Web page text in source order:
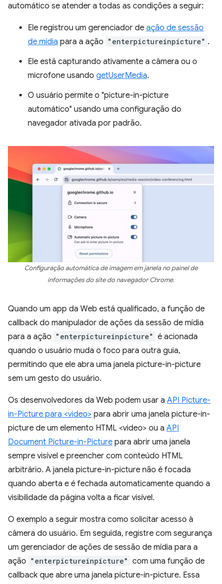
automático se atender a todas as condições a seguir:
Ele registrou um gerenciador de ação de sessão
de mídia para a ação "enterpictureinpicture" .
Ele está capturando ativamente a câmera ou o
microfone usando getUserMedia.
O usuário permite o "picture-in-picture
automático" usando uma configuração do
navegador ativada por padrão.
Configuração automática de imagem em janela no painel de
informações do site do navegador Chrome.
Quando um app da Web está qualificado, a função de
callback do manipulador de ações da sessão de mídia
para a ação "enterpictureinpicture" é acionada
quando o usuário muda o foco para outra guia,
permitindo que ele abra uma janela picture-in-picture
sem um gesto do usuário.
Os desenvolvedores da Web podem usar a API Picture-
in-Picture para <video> para abrir uma janela picture-in-
picture de um elemento HTML <video> ou a API
Document Picture-in-Picture para abrir uma janela
sempre visível e preencher com conteúdo HTML
arbitrário. A janela picture-in-picture não é focada
quando aberta e é fechada automaticamente quando a
visibilidade da página volta a ficar visível.
O exemplo a seguir mostra como solicitar acesso à
câmera do usuário. Em seguida, registre com segurança
um gerenciador de ações de sessão de mídia para a
ação "enterpictureinpicture" com uma função de
callback que abre uma janela picture-in-picture. Essa